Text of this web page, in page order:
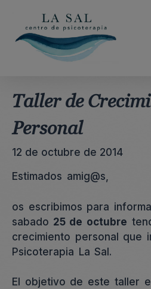
Taller de
Personal
12 de octubre de 2014
Estimados amig@s,
os escribimos para
sabado 25 de octubre
crecimiento personal que
Psicoterapia La Sal.
El objetivo de este taller